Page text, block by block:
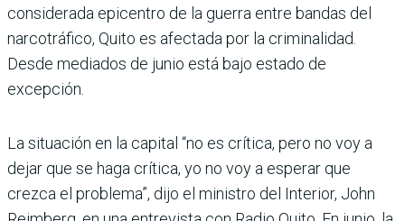
considerada epicentro de la guerra entre bandas del
narcotráfico, Quito es afectada por la criminalidad.
Desde mediados de junio está bajo estado de
excepción.
La situación en la capital “no es crítica, pero no voy a
dejar que se haga crítica, yo no voy a esperar que
crezca el problema”, dijo el ministro del Interior, John